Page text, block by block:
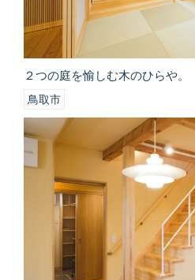
２つの庭を愉しむ木のひらや。
鳥取市